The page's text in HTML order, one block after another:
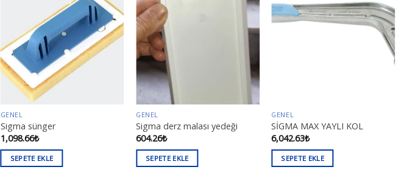
GENEL
Sigma sünger
1,098.66₺
SEPETE EKLE
GENEL
Sigma derz malası yedeği
604.26₺
SEPETE EKLE
GENEL
SİGMA MAX YAYLI KOL
6,042.63₺
SEPETE EKLE